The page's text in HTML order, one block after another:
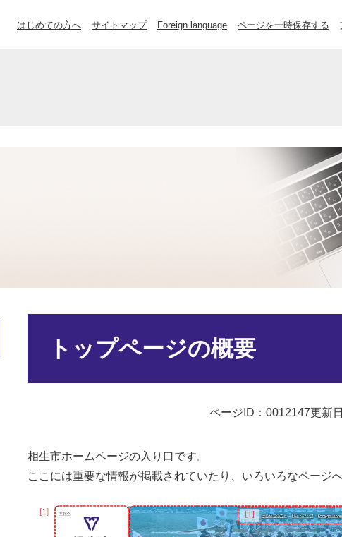
はじめての方へ サイトマップ Foreign language ページを一時保存する
トップページの概要
ページID：0012147更新
相生市ホームページの入り口です。
ここには重要な情報が掲載されていたり、いろいろなページ